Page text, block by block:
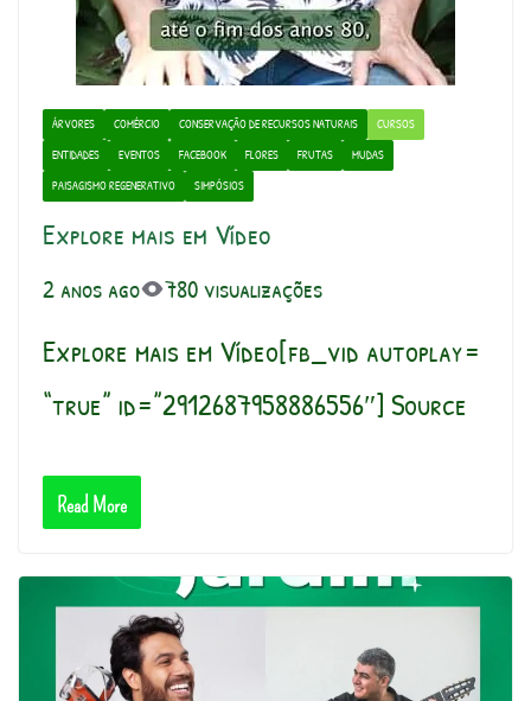
ÁRVORES COMÉRCIO CONSERVAÇÃO DE RECURSOS NATURAIS
CURSOS
ENTIDADES
EVENTOS FACEBOOK FLORES FRUTAS
MUDAS
PAISAGISMO REGENERATIVO
SIMPÓSIOS
Explore mais em Vídeo
2 anos ago 780 visualizações
Explore mais em Vídeo[fb_vid autoplay=
“true” id=”2912687958886556″] Source
Read More